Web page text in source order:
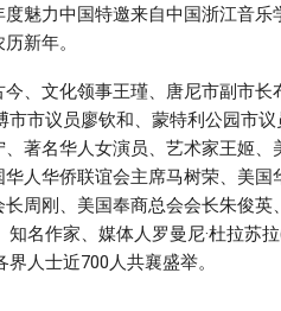
魅力中国特邀来自中国浙江音乐
新年。
、文化领事王瑾、唐尼市副市长
市议员廖钦和、蒙特利公园市
著名华人女演员、艺术家王姬、
人华侨联谊会主席马树荣、美国
周刚、美国奉商总会会长朱俊英
名作家、媒体人罗曼尼·杜拉苏
人士近700人共襄盛举。